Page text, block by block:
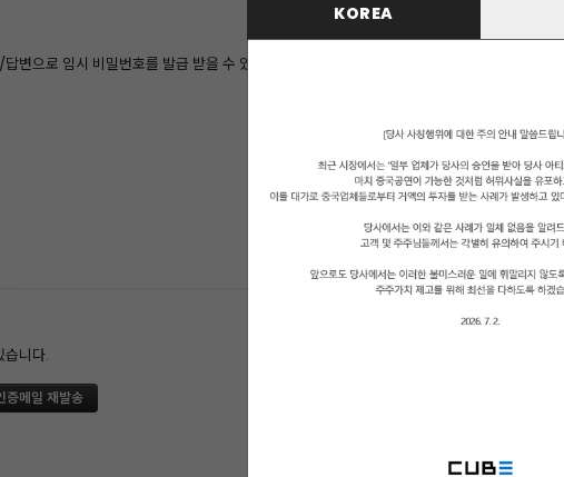
KOREA
변으로 임시 비밀번호를 발급 받을 수 있습니다.
습니다.